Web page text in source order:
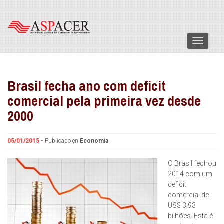
Menu
Brasil fecha ano com deficit
comercial pela primeira vez desde
2000
05/01/2015 - Publicado en Economia
O Brasil fechou
2014 com um
deficit
comercial de
US$ 3,93
bilhões. Esta é